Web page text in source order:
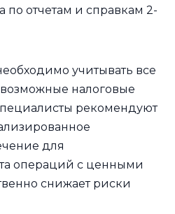
по отчетам и справкам 2-
учитывать все
налоговые
рекомендуют
для
операций с ценными
снижает риски